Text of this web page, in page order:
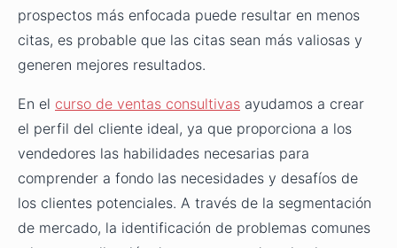
prospectos más enfocada puede resultar en menos
citas, es probable que las citas sean más valiosas y
generen mejores resultados.
En el curso de ventas consultivas ayudamos a crear
el perfil del cliente ideal, ya que proporciona a los
vendedores las habilidades necesarias para
comprender a fondo las necesidades y desafíos de
los clientes potenciales. A través de la segmentación
de mercado, la identificación de problemas comunes